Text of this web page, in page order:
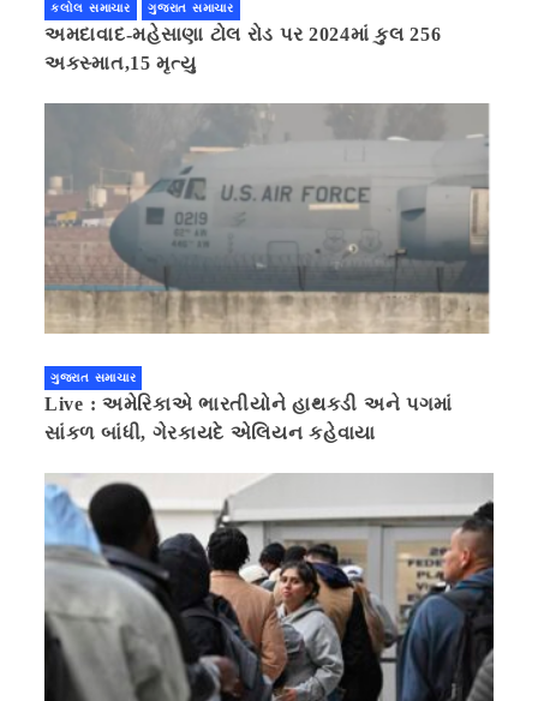
કલોલ સમાચાર ગુજરાત સમાચાર
અમદાવાદ-મહેસાણા ટોલ રોડ પર 2024માં કુલ 256
અકસ્માત,15 મૃત્યુ
ગુજરાત સમાચાર
Live : અમેરિકાએ ભારતીયોને હાથકડી અને પગમાં
સાંકળ બાંધી, ગેરકાયદે એલિયન કહેવાયા